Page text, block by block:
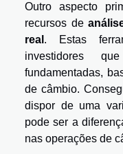
Outro aspecto
recursos de
real . Estas
investidores
fundamentadas,
de câmbio.
dispor de uma
pode ser a
nas operações de